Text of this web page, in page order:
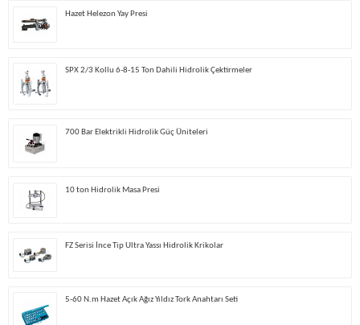
Hazet Helezon Yay Presi
SPX 2/3 Kollu 6-8-15 Ton Dahili Hidrolik Çektirmeler
700 Bar Elektrikli Hidrolik Güç Üniteleri
10 ton Hidrolik Masa Presi
FZ Serisi İnce Tip Ultra Yassı Hidrolik Krikolar
5-60 N.m Hazet Açık Ağız Yıldız Tork Anahtarı Seti